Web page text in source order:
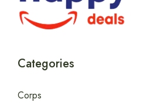
Categories
Corps